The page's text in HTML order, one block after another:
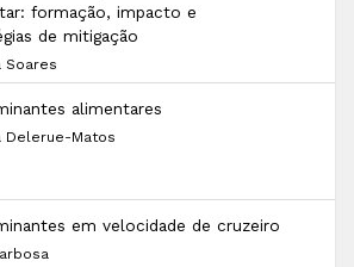
formação, impacto e
de mitigação
Soares
alimentares
Delerue-Matos
em velocidade de cruzeiro